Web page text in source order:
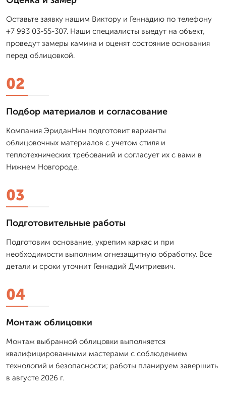
Оставьте заявку нашим Виктору и Геннадию по телефону
+7 993 03-55-307. Наши специалисты выедут на объект,
проведут замеры камина и оценят состояние основания
перед облицовкой.
02
Подбор материалов и согласование
Компания ЭриданНнн подготовит варианты
облицовочных материалов с учетом стиля и
теплотехнических требований и согласует их с вами в
Нижнем Новгороде.
03
Подготовительные работы
Подготовим основание, укрепим каркас и при
необходимости выполним огнезащитную обработку. Все
детали и сроки уточнит Геннадий Дмитриевич.
04
Монтаж облицовки
Монтаж выбранной облицовки выполняется
квалифицированными мастерами с соблюдением
технологий и безопасности; работы планируем завершить
в августе 2026 г.